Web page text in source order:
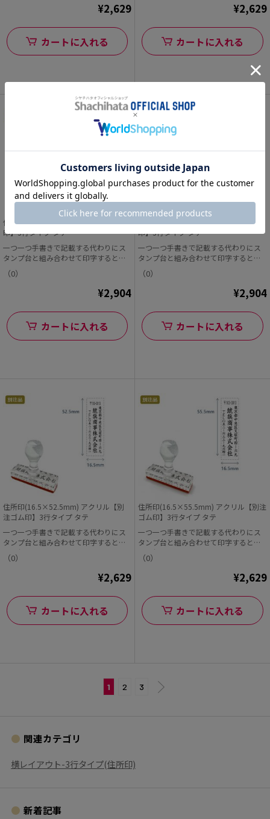
¥2,629
カートに入れる
¥2,629
カートに入れる
住所印(28.5×52.5mm) MDF【別注ゴム
印】3行タイプ タテ
一つ一つ手書きで記載する代わりにス
タンプ台と組み合わせて印字すると早
くて便利!
（0）
¥2,904
カートに入れる
住所印(28.5×55.5mm) MDF【別注ゴム
印】3行タイプ タテ
一つ一つ手書きで記載する代わりにス
タンプ台と組み合わせて印字すると早
くて便利!
（0）
¥2,904
カートに入れる
住所印(16.5×52.5mm) アクリル【別
注ゴム印】3行タイプ タテ
一つ一つ手書きで記載する代わりにス
タンプ台と組み合わせて印字すると早
くて便利!
（0）
¥2,629
カートに入れる
住所印(16.5×55.5mm) アクリル【別注
ゴム印】3行タイプ タテ
一つ一つ手書きで記載する代わりにス
タンプ台と組み合わせて印字すると早
くて便利!
（0）
¥2,629
カートに入れる
1 2 3
関連カテゴリ
横レイアウト-3行タイプ(住所印)
新着記事